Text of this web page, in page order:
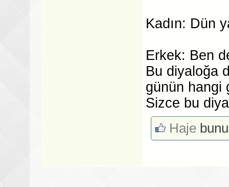
Kadın: Dün
Erkek: Ben
Bu diyaloğa
günün hangi
Sizce bu
Haje